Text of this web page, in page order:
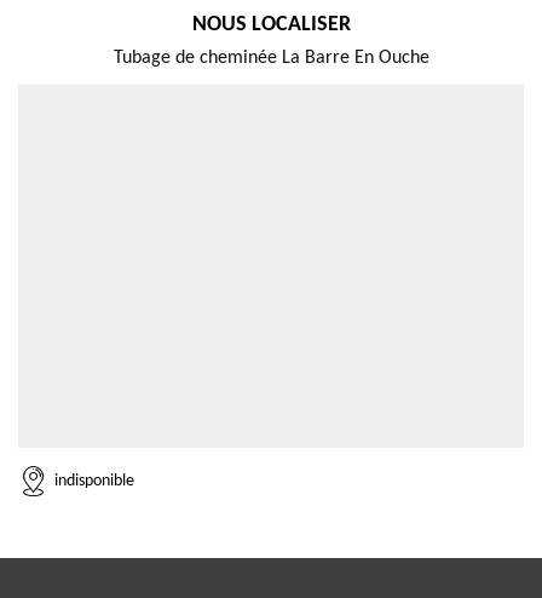
NOUS LOCALISER
Tubage de cheminée La Barre En Ouche
indisponible